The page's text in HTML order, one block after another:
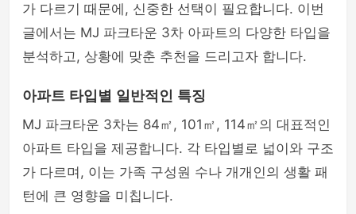
가 다르기 때문에, 신중한 선택이 필요합니다. 이번
글에서는 MJ 파크타운 3차 아파트의 다양한 타입을
분석하고, 상황에 맞춘 추천을 드리고자 합니다.
아파트 타입별 일반적인 특징
MJ 파크타운 3차는 84㎡, 101㎡, 114㎡의 대표적인
아파트 타입을 제공합니다. 각 타입별로 넓이와 구조
가 다르며, 이는 가족 구성원 수나 개개인의 생활 패
턴에 큰 영향을 미칩니다.